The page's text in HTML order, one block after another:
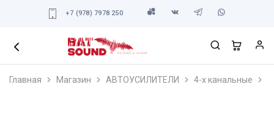
+7 (978) 7978 250
Главная Магазин АВТОУСИЛИТЕЛИ 4-х канальные